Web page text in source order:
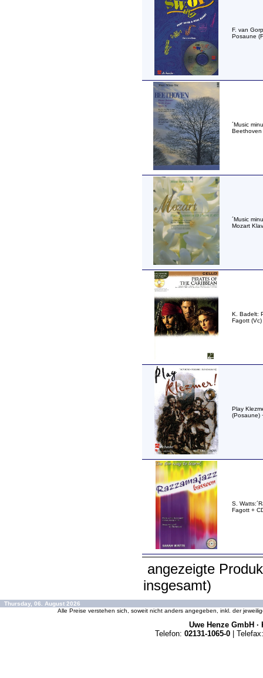
F. van
Posaune
´Music
Beethoven
´Music
Mozart
K. Badelt:
Fagott (Vc)
Play
(Posaune)
S.
Fagott +
angezeigte
insgesamt)
Thursday, 06. August 2026
Alle Preise verstehen sich, soweit nicht anders angegeben, inkl. der
Uwe Henze GmbH ·
Telefon: 02131-1065-0 | Telefax: